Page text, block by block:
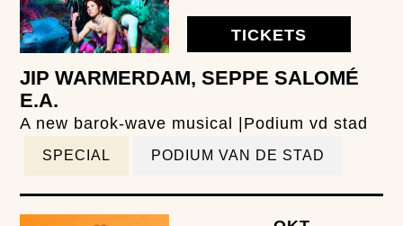
TICKETS
JIP WARMERDAM, SEPPE SALOMÉ
E.A.
A new barok-wave musical |Podium vd stad
SPECIAL PODIUM VAN DE STAD